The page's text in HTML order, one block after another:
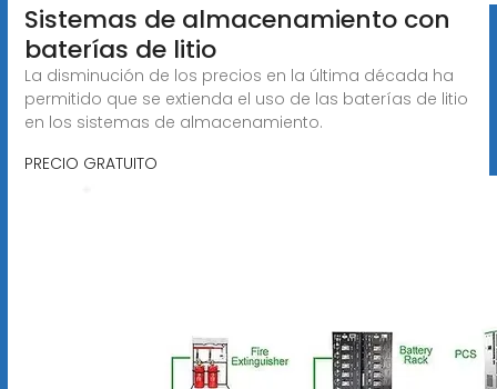
Sistemas de almacenamiento con
baterías de litio
La disminución de los precios en la última década ha
permitido que se extienda el uso de las baterías de litio
en los sistemas de almacenamiento.
PRECIO GRATUITO